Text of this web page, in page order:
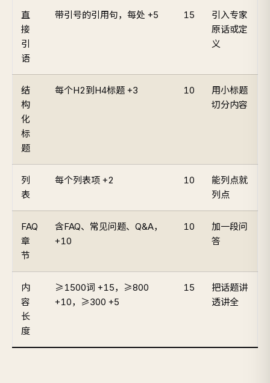
直
接
引
语
带引号的引用句，每处 +5 15
引入专家
原话或定
义
结
构
化
标
题
每个H2到H4标题 +3 10
用小标题
切分内容
列
表
每个列表项 +2 10
能列点就
列点
FAQ
章
节
含FAQ、常见问题、Q&A，
+10
10
加一段问
答
内
容
长
度
≥1500词 +15，≥800
+10，≥300 +5
15
把话题讲
透讲全